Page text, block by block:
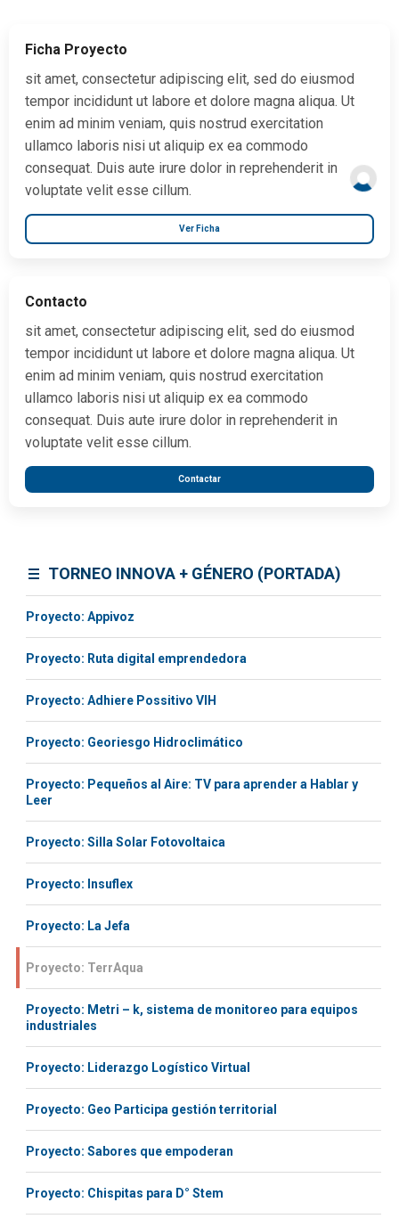
Ficha Proyecto
sit amet, consectetur adipiscing elit, sed do eiusmod
tempor incididunt ut labore et dolore magna aliqua. Ut
enim ad minim veniam, quis nostrud exercitation
ullamco laboris nisi ut aliquip ex ea commodo
consequat. Duis aute irure dolor in reprehenderit in
voluptate velit esse cillum.
Ver Ficha
Contacto
sit amet, consectetur adipiscing elit, sed do eiusmod
tempor incididunt ut labore et dolore magna aliqua. Ut
enim ad minim veniam, quis nostrud exercitation
ullamco laboris nisi ut aliquip ex ea commodo
consequat. Duis aute irure dolor in reprehenderit in
voluptate velit esse cillum.
Contactar
TORNEO INNOVA + GÉNERO (PORTADA)
Proyecto: Appivoz
Proyecto: Ruta digital emprendedora
Proyecto: Adhiere Possitivo VIH
Proyecto: Georiesgo Hidroclimático
Proyecto: Pequeños al Aire: TV para aprender a Hablar y
Leer
Proyecto: Silla Solar Fotovoltaica
Proyecto: Insuflex
Proyecto: La Jefa
Proyecto: TerrAqua
Proyecto: Metri – k, sistema de monitoreo para equipos
industriales
Proyecto: Liderazgo Logístico Virtual
Proyecto: Geo Participa gestión territorial
Proyecto: Sabores que empoderan
Proyecto: Chispitas para D° Stem